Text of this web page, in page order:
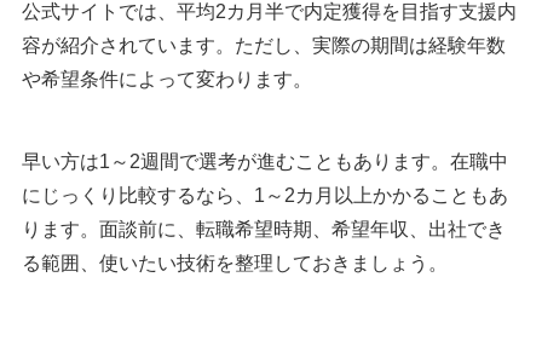
公式サイトでは、平均2カ月半で内定獲得を目指す支援内
容が紹介されています。ただし、実際の期間は経験年数
や希望条件によって変わります。
早い方は1～2週間で選考が進むこともあります。在職中
にじっくり比較するなら、1～2カ月以上かかることもあ
ります。面談前に、転職希望時期、希望年収、出社でき
る範囲、使いたい技術を整理しておきましょう。